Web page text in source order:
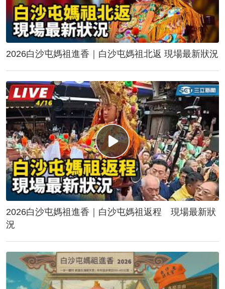
2026白沙屯媽祖進香｜白沙屯媽祖北返 現場最新狀況
2026白沙屯媽祖進香｜白沙屯媽祖返程 現場最新狀
況